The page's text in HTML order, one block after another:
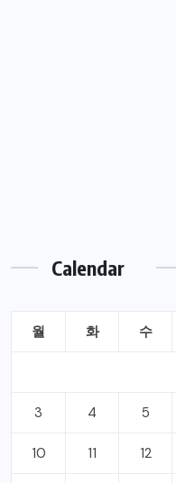
Calendar
월 화 수
3 4 5
10 11 12